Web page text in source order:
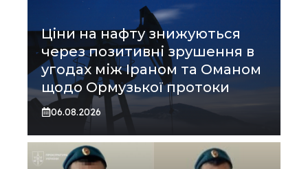
Ціни на нафту знижуються
через позитивні зрушення в
угодах між Іраном та Оманом
щодо Ормузької протоки
06.08.2026